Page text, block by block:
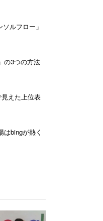
ルフロー」
の3つの方法
えた上位表
はbingが熱く